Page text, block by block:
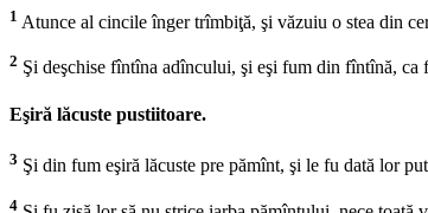
1 Atunce al cincile înger trîmbiţă, şi văzuiu o stea din
2 Şi deşchise fîntîna adîncului, şi eşi fum din fîntînă,
Eşiră lăcuste pustiitoare.
3 Şi din fum eşiră lăcuste pre pămînt, şi le fu dată lor
4